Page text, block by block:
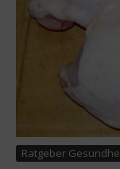
Ratgeber